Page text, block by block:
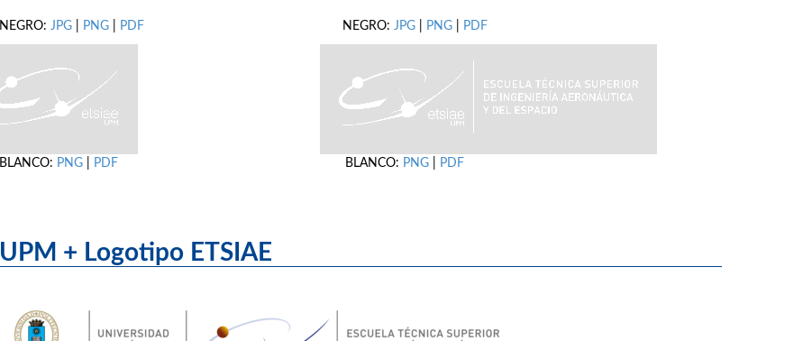
NEGRO: JPG PNG PDF NEGRO: JPG PNG PDF
BLANCO: PNG PDF BLANCO: PNG PDF
UPM + Logotipo ETSIAE